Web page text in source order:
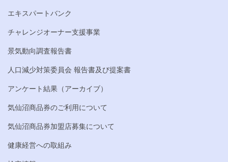
エキスパートバンク
チャレンジオーナー支援事業
景気動向調査報告書
人口減少対策委員会 報告書及び提案書
アンケート結果（アーカイブ）
気仙沼商品券のご利用について
気仙沼商品券加盟店募集について
健康経営への取組み